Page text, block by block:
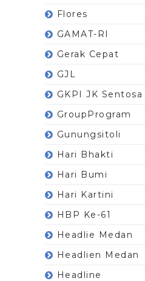
Flores
GAMAT-RI
Gerak Cepat
GJL
GKPI JK Sentosa
GroupProgram
Gunungsitoli
Hari Bhakti
Hari Bumi
Hari Kartini
HBP Ke-61
Headlie Medan
Headlien Medan
Headline